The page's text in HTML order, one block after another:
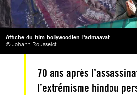
Affiche du film bollywoodien Padmaavat
© Johann Rousselot
70 ans après
l’extrémisme hindou